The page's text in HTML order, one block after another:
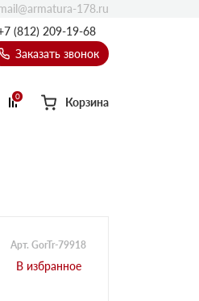
(812) 209-19-68
Заказать звонок
0 Корзина
178.ru
Арт. GorTr-79918